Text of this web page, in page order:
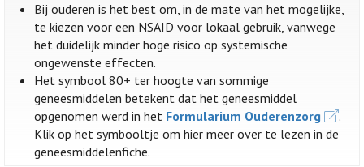
Bij ouderen is het best om, in de mate van het mogelijke,
te kiezen voor een NSAID voor lokaal gebruik, vanwege
het duidelijk minder hoge risico op systemische
ongewenste effecten.
Het symbool 80+ ter hoogte van sommige
geneesmiddelen betekent dat het geneesmiddel
opgenomen werd in het Formularium Ouderenzorg
.
Klik op het symbooltje om hier meer over te lezen in de
geneesmiddelenfiche.